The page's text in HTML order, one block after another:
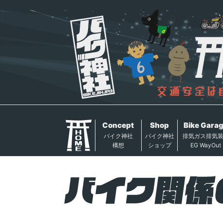
Concept
バイク神社
構想
Shop
バイク神社
ショップ
Bike
排気ガス排気
EG WayOut